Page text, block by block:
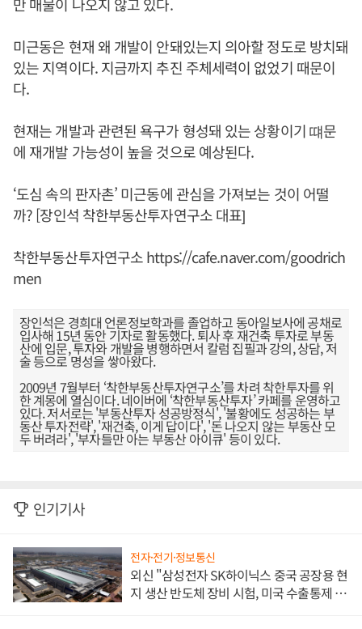
미근동은 현재 왜 개발이 안돼있는지 의아할 정도로 방치돼
있는 지역이다. 지금까지 추진 주체세력이 없었기 때문이
다.
현재는 개발과 관련된 욕구가 형성돼 있는 상황이기 떄문
에 재개발 가능성이 높을 것으로 예상된다.
‘도심 속의 판자촌’ 미근동에 관심을 가져보는 것이 어떨
까? [장인석 착한부동산투자연구소 대표]
착한부동산투자연구소https://cafe.naver.com/goodrich
men
장인석은 경희대 언론정보학과를 졸업하고 동아일보사에 공채로
입사해 15년 동안 기자로 활동했다. 퇴사 후 재건축 투자로 부동
산에 입문, 투자와 개발을 병행하면서 칼럼 집필과 강의, 상담, 저
술 등으로 명성을 쌓아왔다.
2009년 7월부터 ‘착한부동산투자연구소’를 차려 착한투자를 위
한 계몽에 열심이다. 네이버에 ‘착한부동산투자’ 카페를 운영하고
있다. 저서로는 '부동산투자 성공방정식', '불황에도 성공하는 부
동산 투자전략', '재건축, 이게 답이다', '돈 나오지 않는 부동산 모
두 버려라', '부자들만 아는 부동산 아이큐' 등이 있다.
인기기사
전자·전기·정보통신
외신 "삼성전자 SK하이닉스 중국 공장용 현
지 생산 반도체 장비 시험, 미국 수출통제 대